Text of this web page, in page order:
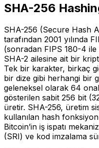
SHA-256
SHA-256 (Secure Hash
tarafından 2001 yılında
(sonradan FIPS 180-4
SHA-2 ailesine ait bir
Tek bir karakter, birkaç
bir dize gibi herhangi bir
geleneksel olarak 64
gösterilen sabit 256 bit
üretir. SHA-256, üretim
kullanılan hash
Bitcoin’in iş ispatı
(SRI) ve kod imzalama